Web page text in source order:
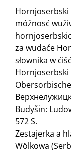
Hornjoserbski
móžnosć
za wudaće
słownika w
Hornjoserbski
Budyšin:
572 S.
Zestajerka a
Wölkowa